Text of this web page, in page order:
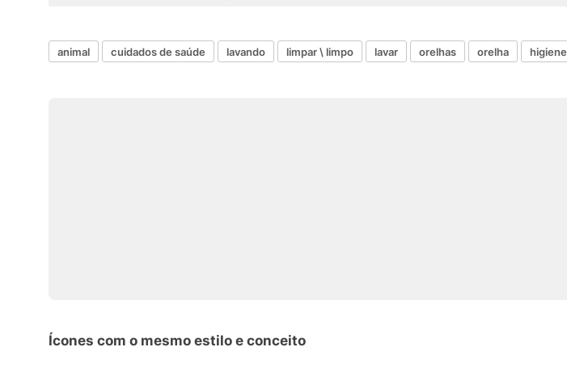
animal cuidados de saúde lavando limpar \ limpo lavar orelhas orelha higiene
Ícones com o mesmo estilo e conceito